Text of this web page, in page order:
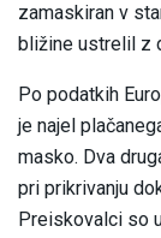
zamaskiran v
bližine ustrelil z
Po podatkih
je najel
masko. Dva
pri prikrivanju
Preiskovalci so